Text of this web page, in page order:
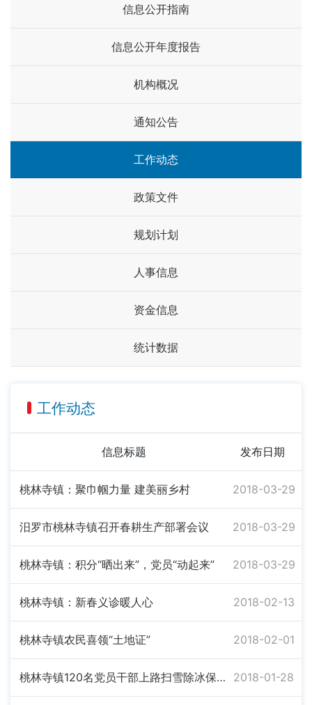
信息公开指南
信息公开年度报告
机构概况
通知公告
工作动态
政策文件
规划计划
人事信息
资金信息
统计数据
工作动态
信息标题 发布日期
桃林寺镇：聚巾帼力量 建美丽乡村 2018-03-29
汨罗市桃林寺镇召开春耕生产部署会议 2018-03-29
桃林寺镇：积分“晒出来”，党员“动起来” 2018-03-29
桃林寺镇：新春义诊暖人心 2018-02-13
桃林寺镇农民喜领“土地证” 2018-02-01
桃林寺镇120名党员干部上路扫雪除冰保畅通 2018-01-28